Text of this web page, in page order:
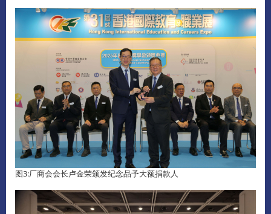
图3:厂商会会长卢金荣颁发纪念品予大额捐款人